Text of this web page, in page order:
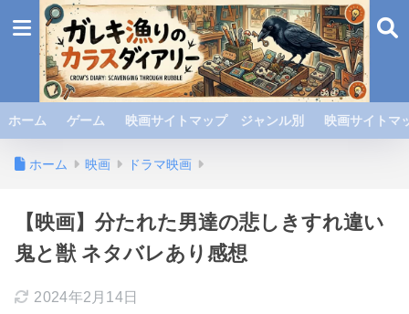
ホーム ゲーム 映画サイトマップ ジャンル別 映画サイト
ホーム 映画 ドラマ映画
【映画】分たれた男達の悲しきすれ違い
鬼と獣 ネタバレあり感想
2024年2月14日